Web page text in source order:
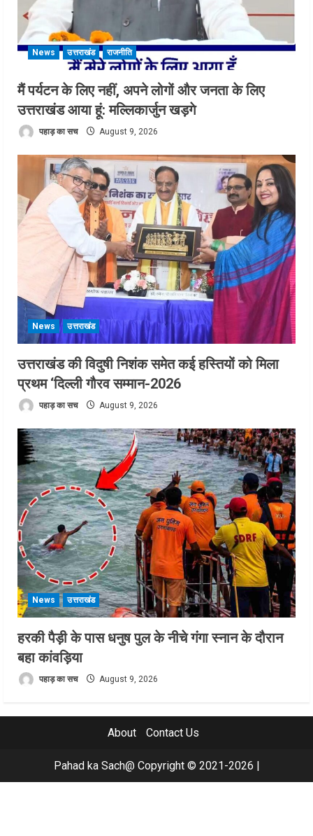
News उत्तराखंड राजनीति
मैं पर्यटन के लिए नहीं, अपने लोगों और जनता के लिए
उत्तराखंड आया हूं: मल्लिकार्जुन खड़गे
पहाड़ का सच August 9, 2026
News उत्तराखंड
उत्तराखंड की विदुषी निशंक समेत कई हस्तियों को मिला
प्रथम ‘दिल्ली गौरव सम्मान-2026
पहाड़ का सच August 9, 2026
News उत्तराखंड
हरकी पैड़ी के पास धनुष पुल के नीचे गंगा स्नान के दौरान
बहा कांवड़िया
पहाड़ का सच August 9, 2026
About Contact Us
Pahad ka Sach@ Copyright © 2021-2026 |